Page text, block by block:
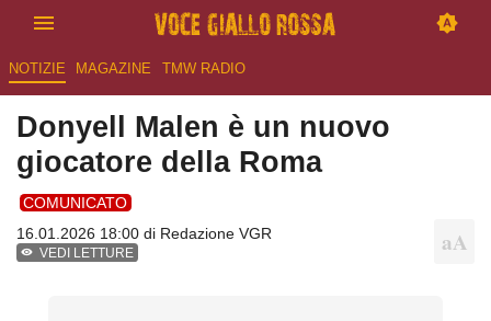
NOTIZIE MAGAZINE TMW RADIO
Donyell Malen è un nuovo
giocatore della Roma
COMUNICATO
16.01.2026 18:00 di Redazione VGR
VEDI LETTURE